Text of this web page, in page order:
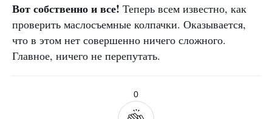
Вот собственно и все! Теперь всем известно, как
проверить маслосъемные колпачки. Оказывается,
что в этом нет совершенно ничего сложного.
Главное, ничего не перепутать.
0